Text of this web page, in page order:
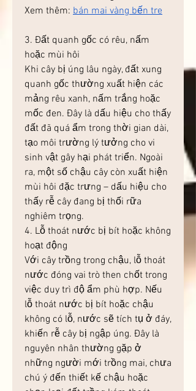
Xem thêm: bán mai vàng bến tre
3. Đất quanh gốc có rêu, nấm
hoặc mùi hôi
Khi cây bị úng lâu ngày, đất xung
quanh gốc thường xuất hiện các
mảng rêu xanh, nấm trắng hoặc
mốc đen. Đây là dấu hiệu cho thấy
đất đã quá ẩm trong thời gian dài,
tạo môi trường lý tưởng cho vi
sinh vật gây hại phát triển. Ngoài
ra, một số chậu cây còn xuất hiện
mùi hôi đặc trưng – dấu hiệu cho
thấy rễ cây đang bị thối rữa
nghiêm trọng.
4. Lỗ thoát nước bị bít hoặc không
hoạt động
Với cây trồng trong chậu, lỗ thoát
nước đóng vai trò then chốt trong
việc duy trì độ ẩm phù hợp. Nếu
lỗ thoát nước bị bít hoặc chậu
không có lỗ, nước sẽ tích tụ ở đáy,
khiến rễ cây bị ngập úng. Đây là
nguyên nhân thường gặp ở
những người mới trồng mai, chưa
chú ý đến thiết kế chậu hoặc